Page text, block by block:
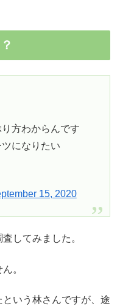
方わからんです
になりたい
15, 2020
してみました。
。
いう林さんですが、途